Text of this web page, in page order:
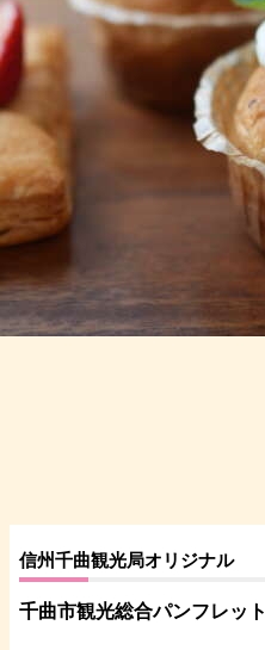
信州千曲観光局オリジナル
千曲市観光総合パンフレット